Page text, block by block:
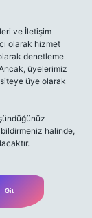
ve İletişim
olarak hizmet
denetleme
üyelerimiz
üye olarak
halinde,